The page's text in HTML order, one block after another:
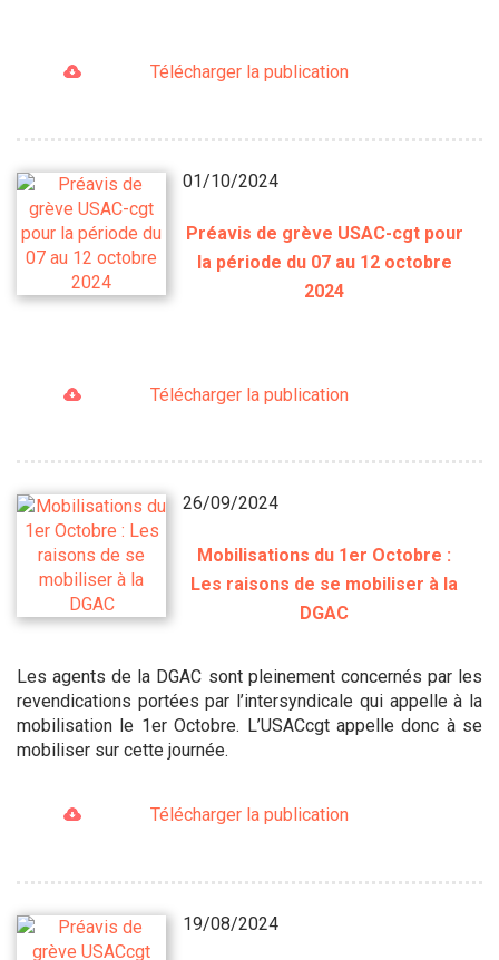
Télécharger la publication
01/10/2024
Préavis de grève USAC-cgt pour
la période du 07 au 12 octobre
2024
Télécharger la publication
26/09/2024
Mobilisations du 1er Octobre :
Les raisons de se mobiliser à la
DGAC
Les agents de la DGAC sont pleinement concernés par les
revendications portées par l’intersyndicale qui appelle à la
mobilisation le 1er Octobre. L’USACcgt appelle donc à se
mobiliser sur cette journée.
Télécharger la publication
19/08/2024